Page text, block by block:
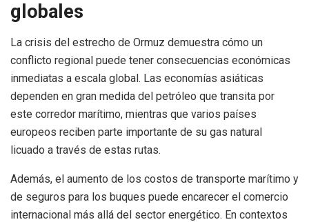
globales
La crisis del estrecho de Ormuz demuestra cómo un
conflicto regional puede tener consecuencias económicas
inmediatas a escala global. Las economías asiáticas
dependen en gran medida del petróleo que transita por
este corredor marítimo, mientras que varios países
europeos reciben parte importante de su gas natural
licuado a través de estas rutas.
Además, el aumento de los costos de transporte marítimo y
de seguros para los buques puede encarecer el comercio
internacional más allá del sector energético. En contextos